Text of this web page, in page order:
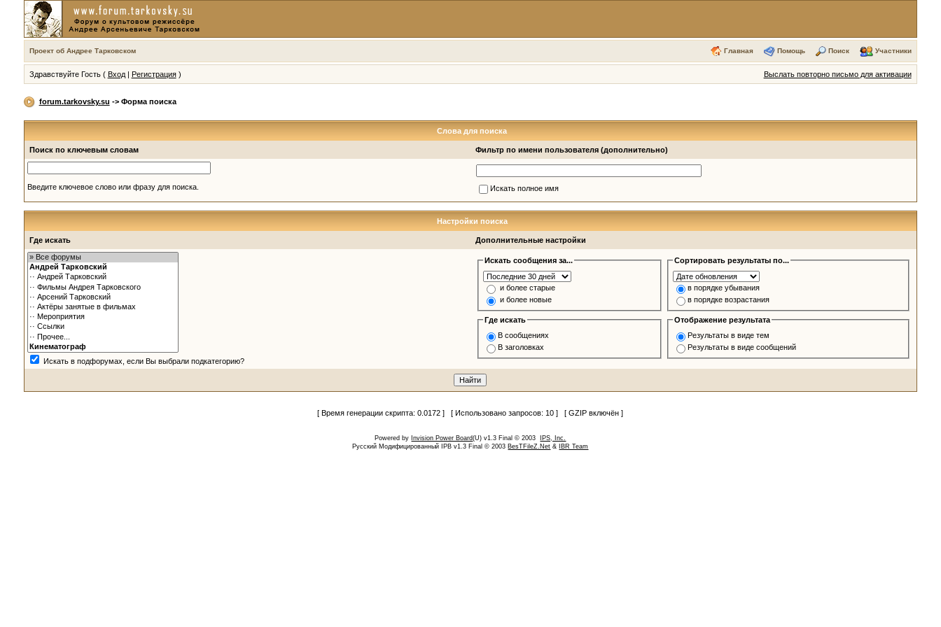
Проект об Андрее Тарковском Главная Помощь Поиск Участники
Здравствуйте Гость ( Вход| Регистрация) Выслать повторно письмо для активации
forum.tarkovsky.su -> Форма поиска
Слова для поиска
Поиск по ключевым словам Фильтр по имени пользователя (дополнительно)
Введите ключевое слово или фразу для поиска. Искать полное имя
Настройки поиска
Где искать Дополнительные настройки
Искать в подфорумах, если Вы выбрали подкатегорию?
Искать сообщения за...
и более старые
и более новые
Сортировать результаты по...
в порядке убывания
в порядке возрастания
Где искать
В сообщениях
В заголовках
Отображение результата
Результаты в виде тем
Результаты в виде сообщений
[ Время генерации скрипта: 0.0172 ] [ Использовано запросов: 10 ] [ GZIP включён ]
Powered by Invision Power Board(U) v1.3 Final © 2003
IPS, Inc.
Русский Модифицированный IPB v1.3 Final © 2003 BesTFileZ.Net & IBR Team